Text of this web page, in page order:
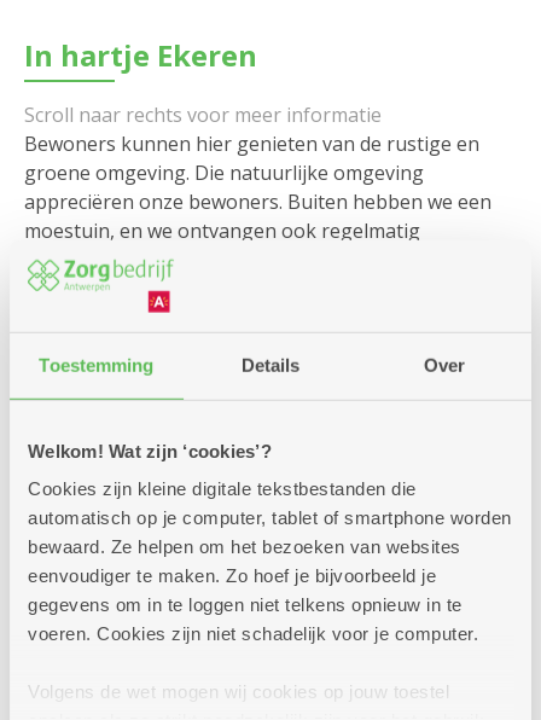
Toestemming Details Over
Welkom! Wat zijn ‘cookies’?
Cookies zijn kleine digitale tekstbestanden die
automatisch op je computer, tablet of smartphone worden
bewaard. Ze helpen om het bezoeken van websites
eenvoudiger te maken. Zo hoef je bijvoorbeeld je
gegevens om in te loggen niet telkens opnieuw in te
voeren. Cookies zijn niet schadelijk voor je computer.
Volgens de wet mogen wij cookies op jouw toestel
In hartje Ekeren
Bewoners kunnen hier genieten van de rustige en
groene omgeving. Die natuurlijke omgeving
appreciëren onze bewoners. Buiten hebben we een
moestuin, en we ontvangen ook regelmatig
huisdieren.
Een 'bewegingstuin' ...
U en de gebruikers van het
en revalidatiecentrum kunnen, onder
begeleiding van een kinesist of ergotherapeut, extra
bewegen in onze ‘bewegingstuin’.
… en een belevingstuin
In Hof de Beuken hebben we aandacht voor personen